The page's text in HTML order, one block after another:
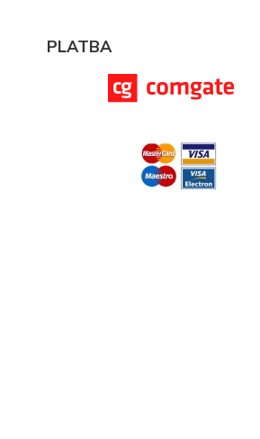
PLATBA